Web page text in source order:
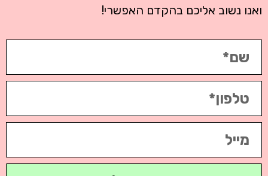
ואנו נשוב אליכם בהקדם האפשרי!